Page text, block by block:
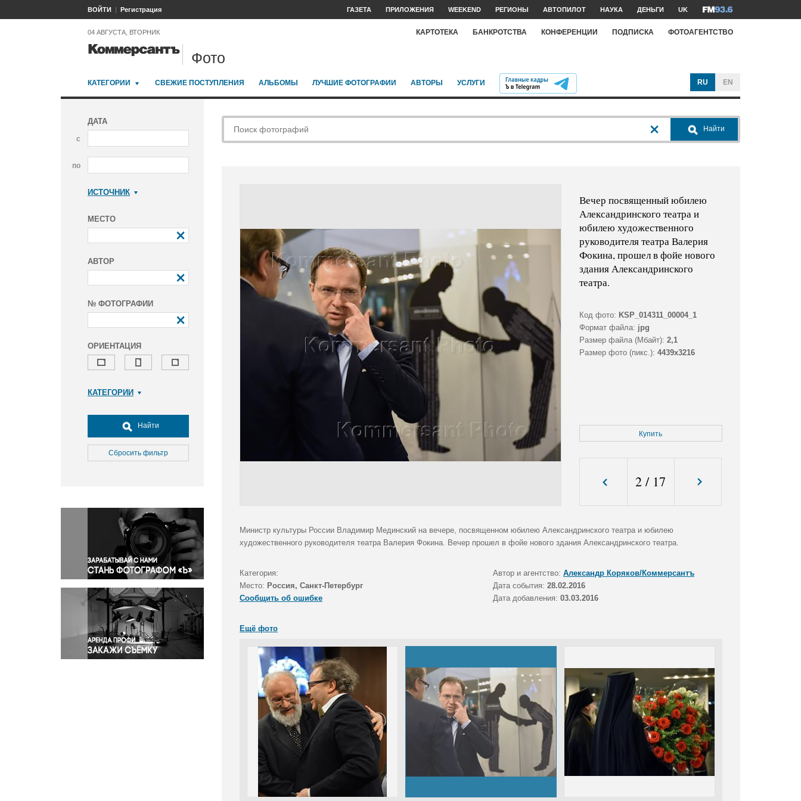
ВОЙТИ Регистрация ГАЗЕТА ПРИЛОЖЕНИЯ WEEKEND РЕГИОНЫ АВТОПИЛОТ НАУКА ДЕНЬГИ UK
04 АВГУСТА, ВТОРНИК КАРТОТЕКА БАНКРОТСТВА КОНФЕРЕНЦИИ ПОДПИСКА ФОТОАГЕНТСТВО
Фото
КАТЕГОРИИ СВЕЖИЕ ПОСТУПЛЕНИЯ АЛЬБОМЫ ЛУЧШИЕ ФОТОГРАФИИ АВТОРЫ УСЛУГИ RU EN
ДАТА
с
по
ИСТОЧНИК
МЕСТО
АВТОР
№ ФОТОГРАФИИ
ОРИЕНТАЦИЯ
КАТЕГОРИИ
Досуг, туризм и отдых
Культура
Медицина
Окружающая среда
Политика
Правосудие
Происшествия и конфликты
Религия
Светская жизнь
Спорт
Экология
Экономика и бизнес
Найти
Сбросить фильтр
Найти
Вечер посвященный юбилею
Александринского театра и
юбилею художественного
руководителя театра Валерия
Фокина, прошел в фойе нового
здания Александринского
театра.
Код фото: KSP_014311_00004_1
Формат файла: jpg
Размер файла (Мбайт): 2,1
Размер фото (пикс.): 4439x3216
Купить
2 / 17
Министр культуры России Владимир Мединский на вечере, посвященном юбилею Александринского театра и юбилею
художественного руководителя театра Валерия Фокина. Вечер прошел в фойе нового здания Александринского театра.
Категория: Автор и агентство: Александр Коряков/Коммерсантъ
Место: Россия, Санкт-Петербург Дата события: 28.02.2016
Сообщить об ошибке
Дата добавления: 03.03.2016
Ещё фото